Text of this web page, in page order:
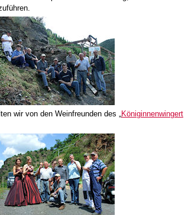
wir von den Weinfreunden des „Königinnenwingert